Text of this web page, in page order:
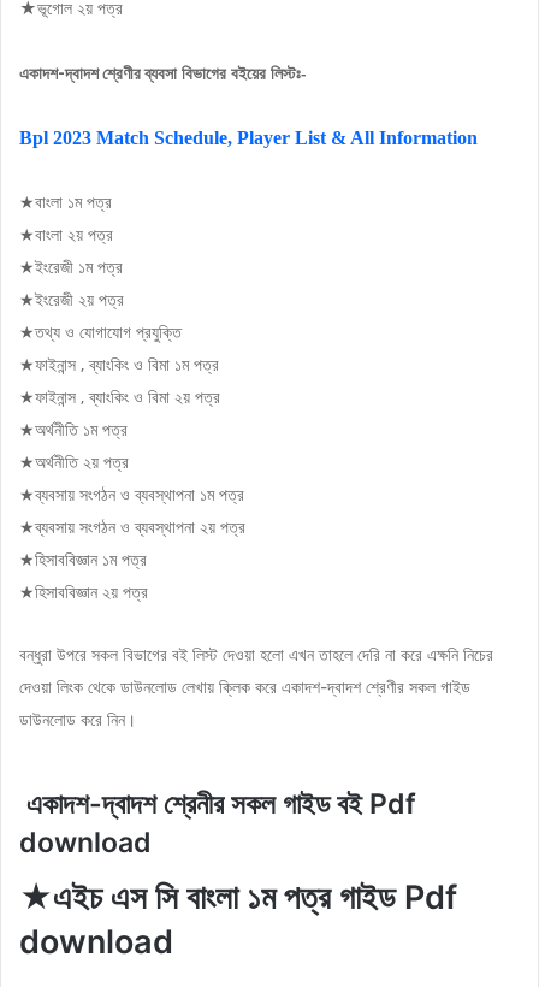
★ভূগােল ২য় পত্র
একাদশ-দ্বাদশ শ্রেণীরব্যবসা বিভাগের বইয়ের লিস্টঃ-
Bpl 2023 Match Schedule, Player List & All Information
★বাংলা ১ম পত্র
★বাংলা ২য় পত্র
★ইংরেজী ১ম পত্র
★ইংরেজী ২য় পত্র
★তথ্য ও যােগাযােগ প্রযুক্তি
★ফাইনান্স , ব্যাংকিং ও বিমা ১ম পত্র
★ফাইনান্স , ব্যাংকিং ও বিমা ২য় পত্র
★অর্থনীতি ১ম পত্র
★অর্থনীতি ২য় পত্র
★ব্যবসায় সংগঠন ও ব্যবস্থাপনা ১ম পত্র
★ব্যবসায় সংগঠন ও ব্যবস্থাপনা ২য় পত্র
★হিসাববিজ্ঞান ১ম পত্র
★হিসাববিজ্ঞান ২য় পত্র
বন্ধুরা উপরে সকল বিভাগের বই লিস্ট দেওয়া হলো এখন তাহলে দেরি না করে এক্ষনি নিচের
দেওয়া লিংক থেকে ডাউনলোড লেখায় ক্লিক করে একাদশ-দ্বাদশ শ্রেণীর সকল গাইড
ডাউনলোড করে নিন।
একাদশ-দ্বাদশ শ্রেনীর সকল গাইড বই Pdf
download
★এইচ এস সি বাংলা ১ম পত্র গাইড Pdf
download